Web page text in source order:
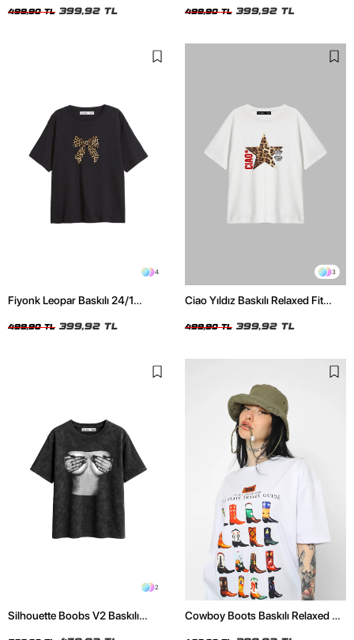
499,90 TL 399,92 TL 499,90 TL 399,92 TL
4
Fiyonk Leopar Baskılı 24/1
Tshirt
499,90 TL 399,92 TL
3
Ciao Yıldız Baskılı Relaxed Fit
499,90 TL 399,92 TL
2
Silhouette Boobs V2 Baskılı
Cowboy Boots Baskılı Relaxed Fit